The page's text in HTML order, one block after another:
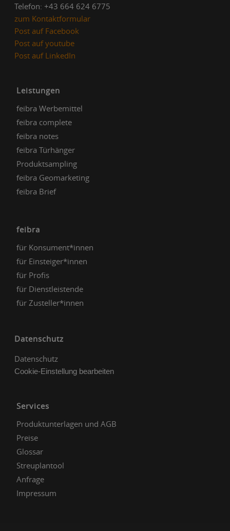
Telefon: +43 664 624 6775
zum Kontaktformular
Post auf Facebook
Post auf youtube
Post auf LinkedIn
Leistungen
feibra Werbemittel
feibra complete
feibra notes
feibra Türhänger
Produktsampling
feibra Geomarketing
feibra Brief
feibra
für Konsument*innen
für Einsteiger*innen
für Profis
für Dienstleistende
für Zusteller*innen
Datenschutz
Datenschutz
Cookie-Einstellung bearbeiten
Services
Produktunterlagen und AGB
Preise
Glossar
Streuplantool
Anfrage
Impressum